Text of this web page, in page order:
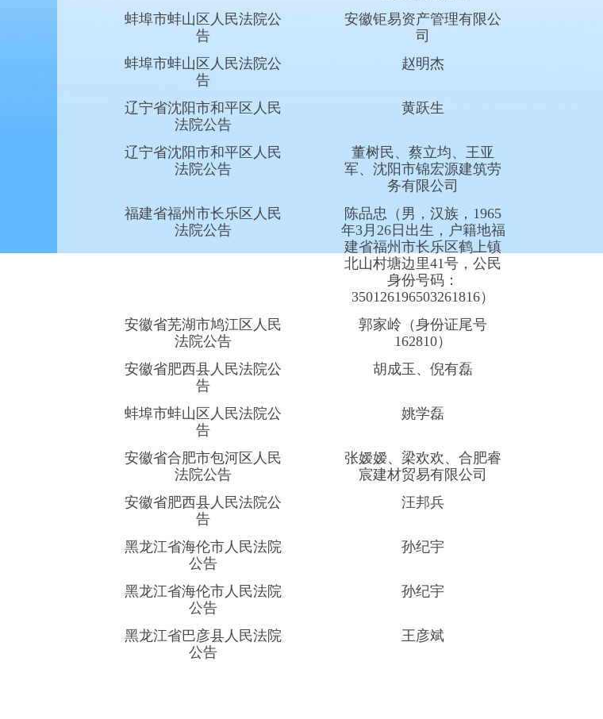
蚌埠市蚌山区人民法院公
告
安徽钜易资产管理有限公
司
蚌埠市蚌山区人民法院公
告
赵明杰
辽宁省沈阳市和平区人民
法院公告
黄跃生
辽宁省沈阳市和平区人民
法院公告
董树民、蔡立均、王亚
军、沈阳市锦宏源建筑劳
务有限公司
福建省福州市长乐区人民
法院公告
陈品忠（男，汉族，1965
年3月26日出生，户籍地福
建省福州市长乐区鹤上镇
北山村塘边里41号，公民
身份号码：
350126196503261816）
安徽省芜湖市鸠江区人民
法院公告
郭家岭（身份证尾号
162810）
安徽省肥西县人民法院公
告
胡成玉、倪有磊
蚌埠市蚌山区人民法院公
告
姚学磊
安徽省合肥市包河区人民
法院公告
张嫒嫒、梁欢欢、合肥睿
宸建材贸易有限公司
安徽省肥西县人民法院公
告
汪邦兵
黑龙江省海伦市人民法院
公告
孙纪宇
黑龙江省海伦市人民法院
公告
孙纪宇
黑龙江省巴彦县人民法院
公告
王彦斌